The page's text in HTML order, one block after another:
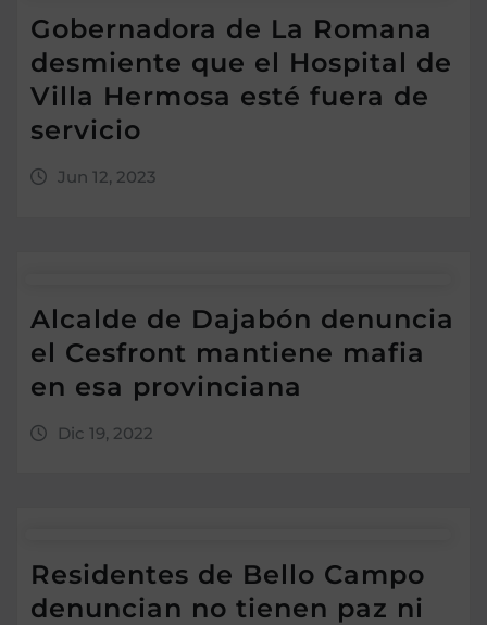
Gobernadora de La Romana
desmiente que el Hospital de
Villa Hermosa esté fuera de
servicio
Jun 12, 2023
Alcalde de Dajabón denuncia
el Cesfront mantiene mafia
en esa provinciana
Dic 19, 2022
Residentes de Bello Campo
denuncian no tienen paz ni